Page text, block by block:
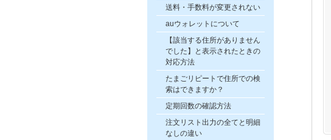
送料・手数料が変更されない
auウォレットについて
【該当する住所がありません
でした】と表示されたときの
対応方法
たまごリピートで住所での検
索はできますか？
定期回数の確認方法
注文リスト出力の全てと明細
なしの違い